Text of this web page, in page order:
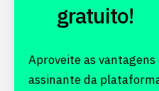
gratuito!
Aproveite as
assinante da